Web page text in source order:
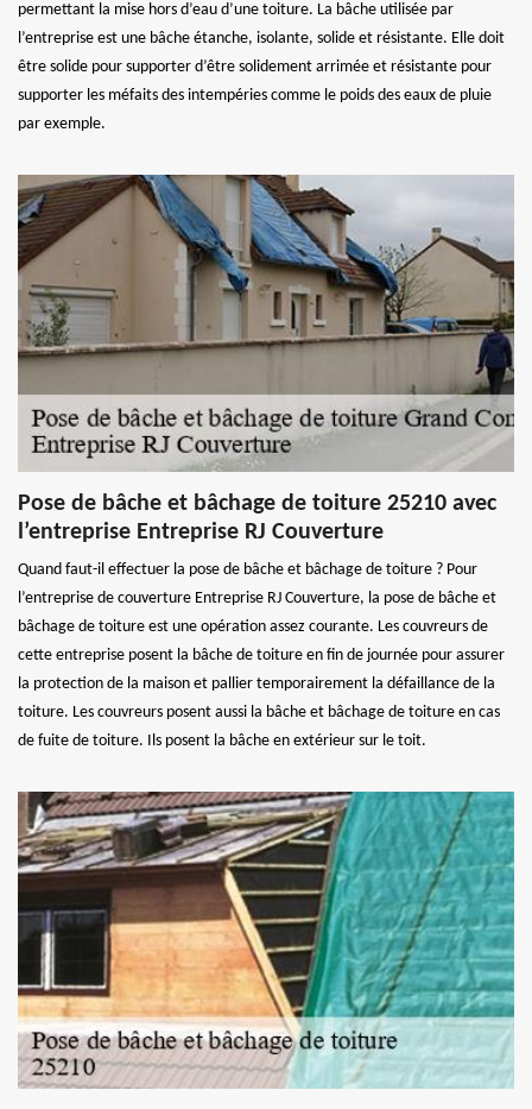
permettant la mise hors d’eau d’une toiture. La bâche utilisée par
l’entreprise est une bâche étanche, isolante, solide et résistante. Elle doit
être solide pour supporter d’être solidement arrimée et résistante pour
supporter les méfaits des intempéries comme le poids des eaux de pluie
par exemple.
Pose de bâche et bâchage de toiture 25210 avec
l’entreprise Entreprise RJ Couverture
Quand faut-il effectuer la pose de bâche et bâchage de toiture ? Pour
l’entreprise de couverture Entreprise RJ Couverture, la pose de bâche et
bâchage de toiture est une opération assez courante. Les couvreurs de
cette entreprise posent la bâche de toiture en fin de journée pour assurer
la protection de la maison et pallier temporairement la défaillance de la
toiture. Les couvreurs posent aussi la bâche et bâchage de toiture en cas
de fuite de toiture. Ils posent la bâche en extérieur sur le toit.